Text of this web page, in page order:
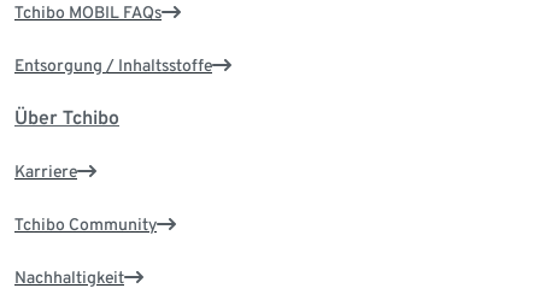
Tchibo MOBIL FAQs
Entsorgung / Inhaltsstoffe
Über Tchibo
Karriere
Tchibo Community
Nachhaltigkeit